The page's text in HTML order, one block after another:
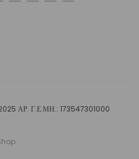
ΑΡ. Γ.Ε.ΜΗ.: 173547301000